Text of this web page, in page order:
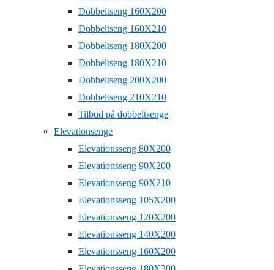
Dobbeltseng 160X200
Dobbeltseng 160X210
Dobbeltseng 180X200
Dobbeltseng 180X210
Dobbeltseng 200X200
Dobbeltseng 210X210
Tilbud på dobbeltsenge
Elevationsenge
Elevationsseng 80X200
Elevationsseng 90X200
Elevationsseng 90X210
Elevationsseng 105X200
Elevationsseng 120X200
Elevationsseng 140X200
Elevationsseng 160X200